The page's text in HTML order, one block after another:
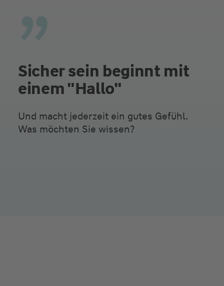
Sicher sein beginnt mit
einem "Hallo"
Und macht jederzeit ein gutes Gefühl.
Was möchten Sie wissen?